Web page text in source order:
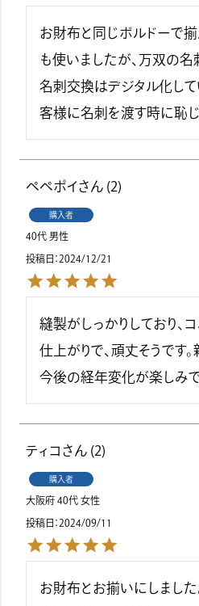
お財布と同じボルドーで
も使いましたが、万双の名
名刺交換はデジタル化して
客様に名刺を渡す時に恥
ペペポイ 2
購入者
40代 男性
投稿日 2024/12/21
縫製がしっかりしており、
仕上がりで、頑丈そうです
今後の経年変化が楽しみで
ティコ 2
購入者
大阪府 40代 女性
投稿日 2024/09/11
お財布とお揃いにしました